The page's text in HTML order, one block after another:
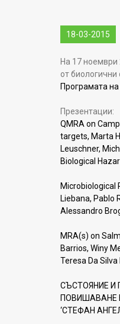
18-03-2015
На 17 ноември
от биологични
Програмата на
Презентации:
QMRA on
targets, Marta
Leuschner,
Biological
Microbiological
Liebana, Pablo
Alessandro
MRA(s) on
Barrios, Winy
Teresa Da
СЪСТОЯНИЕ И
ПОВИШАВАНЕ
‘СТЕФАН